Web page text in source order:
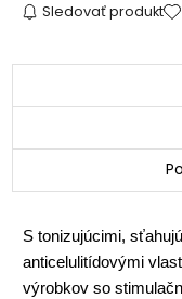
Sledovať produkt
S tonizujúcimi,
anticelulitídovými
výrobkov so